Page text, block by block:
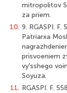
mitropolitov
za priem.
10. 9. RGASPI. F.
Patriarxa
prisvoeniem
vy'sshego
Soyuza.
11. RGASPI. F.